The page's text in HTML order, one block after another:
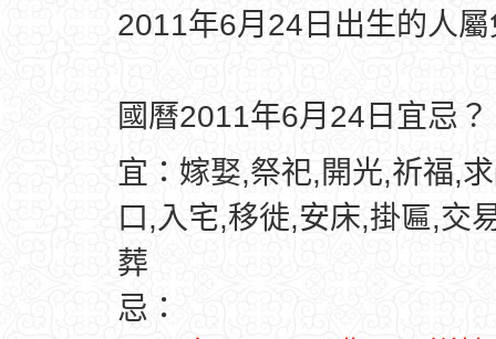
2011年6月24日出生的人
國曆2011年6月24日宜忌？
宜：嫁娶,祭祀,開光,祈福,
口,入宅,移徙,安床,掛匾,交
葬
忌：